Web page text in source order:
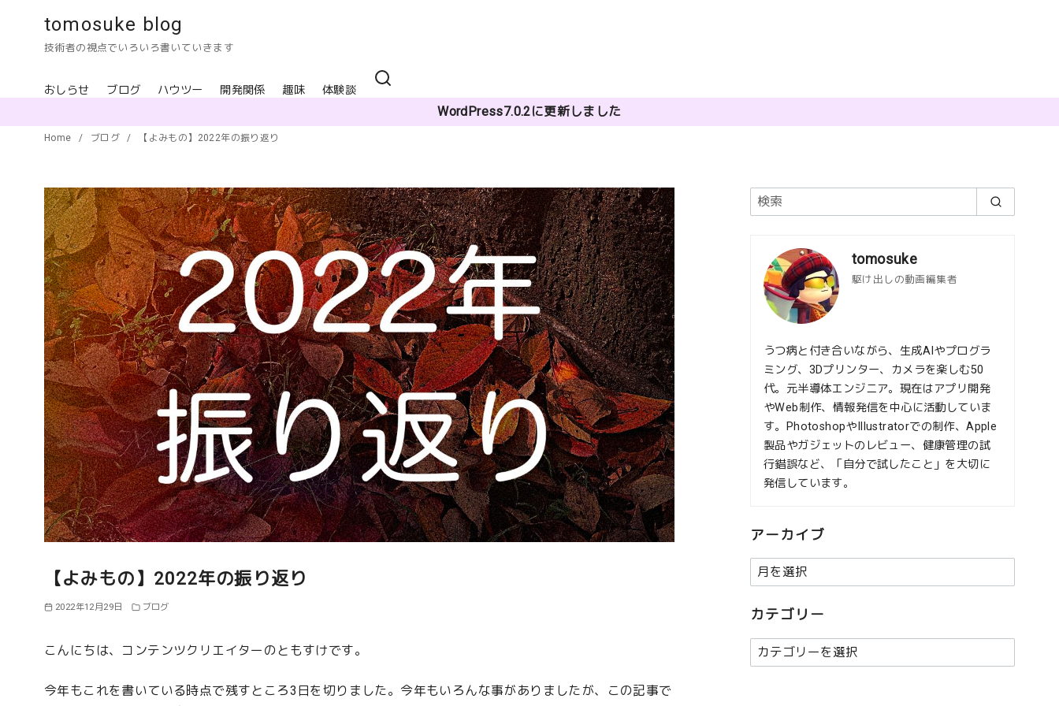
ツ
tomosuke blog
技術者の視点でいろいろ書いていきます
おしらせ ブログ ハウツー 開発関係 趣味 体験談
WordPress7.0.2に更新しました
Home ブログ 【よみもの】2022年の振り返り
【よみもの】2022年の振り返り
2022年12月29日 ブログ
こんにちは、コンテンツクリエイターのともすけです。
今年もこれを書いている時点で残すところ3日を切りました。今年もいろんな事がありましたが、この記事で
tomosuke
駆け出しの動画編集者
うつ病と付き合いながら、生成AIやプログラ
ミング、3Dプリンター、カメラを楽しむ50
代。元半導体エンジニア。現在はアプリ開発
やWeb制作、情報発信を中心に活動していま
す。PhotoshopやIllustratorでの制作、Apple
製品やガジェットのレビュー、健康管理の試
行錯誤など、「自分で試したこと」を大切に
発信しています。
アーカイブ
ア
ー
カ
ブ
カテゴリー
カ
テ